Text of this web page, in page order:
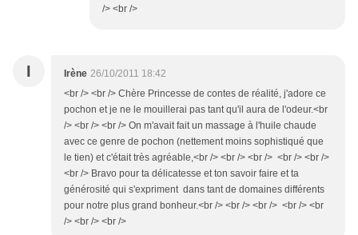
/> <br />
I Irène 26/10/2011 18:42
<br /> <br /> Chère Princesse de contes de réalité, j'adore ce
pochon et je ne le mouillerai pas tant qu'il aura de l'odeur.<br
/> <br /> <br /> On m'avait fait un massage à l'huile chaude
avec ce genre de pochon (nettement moins sophistiqué que
le tien) et c'était très agréable,<br /> <br /> <br /> <br /> <br />
<br /> Bravo pour ta délicatesse et ton savoir faire et ta
générosité qui s'expriment dans tant de domaines différents
pour notre plus grand bonheur.<br /> <br /> <br /> <br /> <br
/> <br /> <br />